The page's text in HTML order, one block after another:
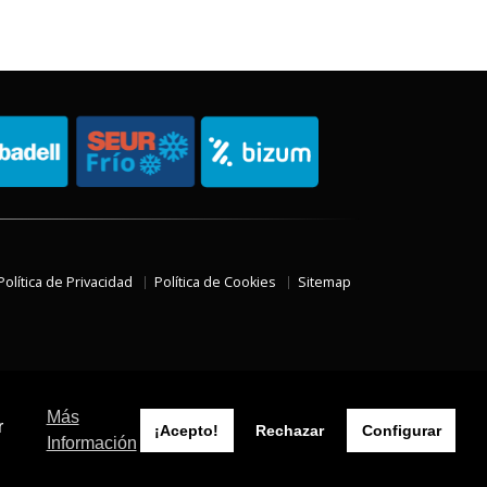
Más
Información
¡Acepto! Rechazar Configurar
de Privacidad Política de Cookies Sitemap